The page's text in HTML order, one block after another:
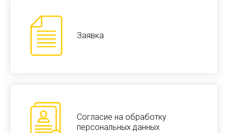
Заявка
Согласие на обработку
персональных данных